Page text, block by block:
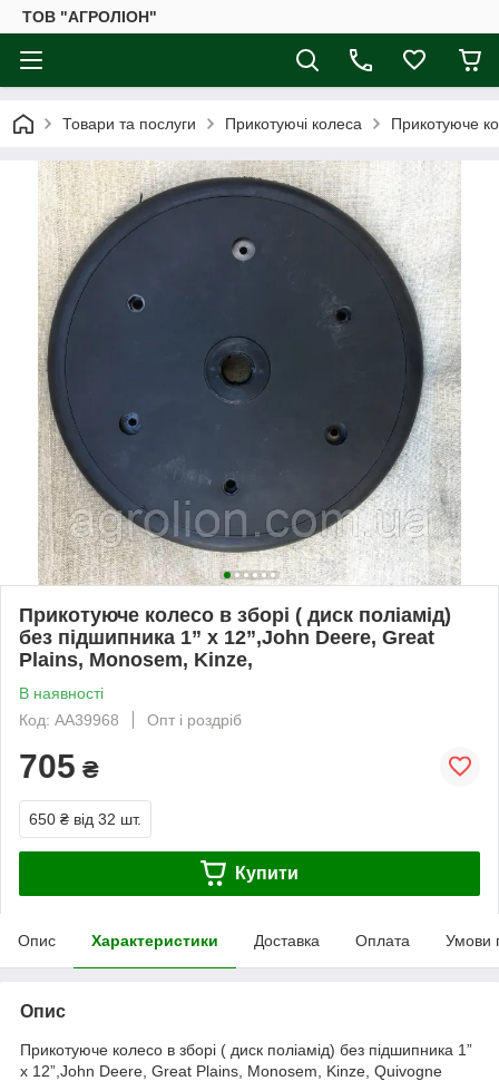
ТОВ "АГРОЛІОН"
Товари та послуги Прикотуючі колеса Прикотуюче
Прикотуюче колесо в зборі ( диск поліамід)
без підшипника 1” x 12”,John Deere, Great
Plains, Monosem, Kinze,
В наявності
Код: AA39968
Опт і роздріб
705 ₴
650 ₴ від 32 шт.
Купити
Опис Характеристики Доставка Оплата Умови
Опис
Прикотуюче колесо в зборі ( диск поліамід) без підшипника 1”
x 12”,John Deere, Great Plains, Monosem, Kinze, Quivogne